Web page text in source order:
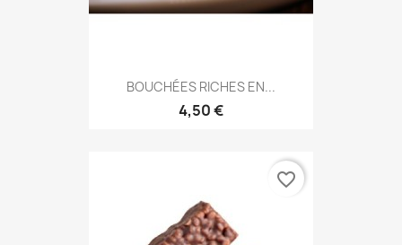
BOUCHÉES RICHES EN...
4,50 €
favorite_border